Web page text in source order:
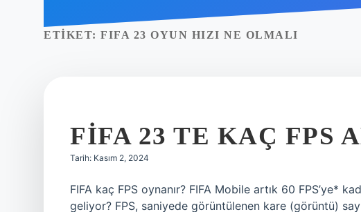
ETIKET: FIFA 23 OYUN HIZI NE OLMALI
FIFA 23 TE KAÇ FPS
Tarih: Kasım 2, 2024
FIFA kaç FPS oynanır? FIFA Mobile artık 60 FPS’ye*
geliyor? FPS, saniyede görüntülenen kare (görüntü)